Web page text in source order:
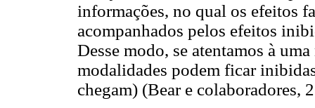
informações, no qual os efeitos
acompanhados pelos efeitos
Desse modo, se atentamos à
modalidades podem ficar
chegam) (Bear e colaboradores,